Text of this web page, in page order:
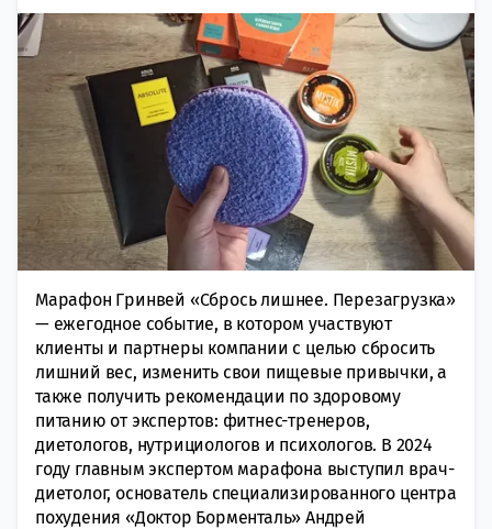
Марафон Гринвей «Сбрось лишнее. Перезагрузка»
— ежегодное событие, в котором участвуют
клиенты и партнеры компании с целью сбросить
лишний вес, изменить свои пищевые привычки, а
также получить рекомендации по здоровому
питанию от экспертов: фитнес-тренеров,
диетологов, нутрициологов и психологов. В 2024
году главным экспертом марафона выступил врач-
диетолог, основатель специализированного центра
похудения «Доктор Борменталь» Андрей